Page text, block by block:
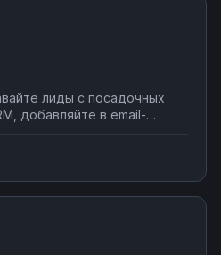
лиды с посадочных
добавляйте в email-
и ускорьте обработку
без